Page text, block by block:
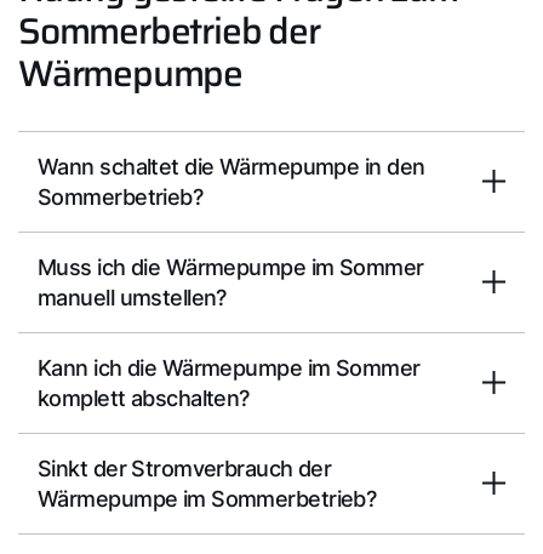
Sommerbetrieb der
Wärmepumpe
Wann schaltet die Wärmepumpe in den
Sommerbetrieb?
Muss ich die Wärmepumpe im Sommer
manuell umstellen?
Kann ich die Wärmepumpe im Sommer
komplett abschalten?
Sinkt der Stromverbrauch der
Wärmepumpe im Sommerbetrieb?